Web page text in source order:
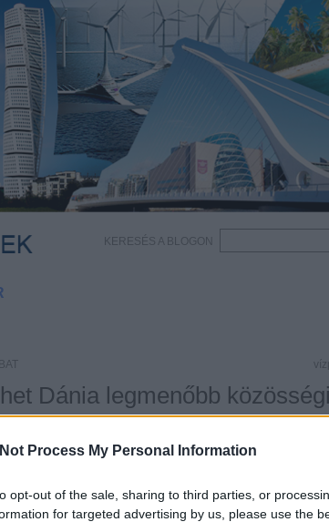
Process My Personal Information
opt-out of the sale, sharing to third parties, or
for targeted advertising by us, please use the
KERESÉS A BLOGON
Dánia legmenőbb
mint itthon, hanem évről évre tesznek is azért,
hulladékégetője.